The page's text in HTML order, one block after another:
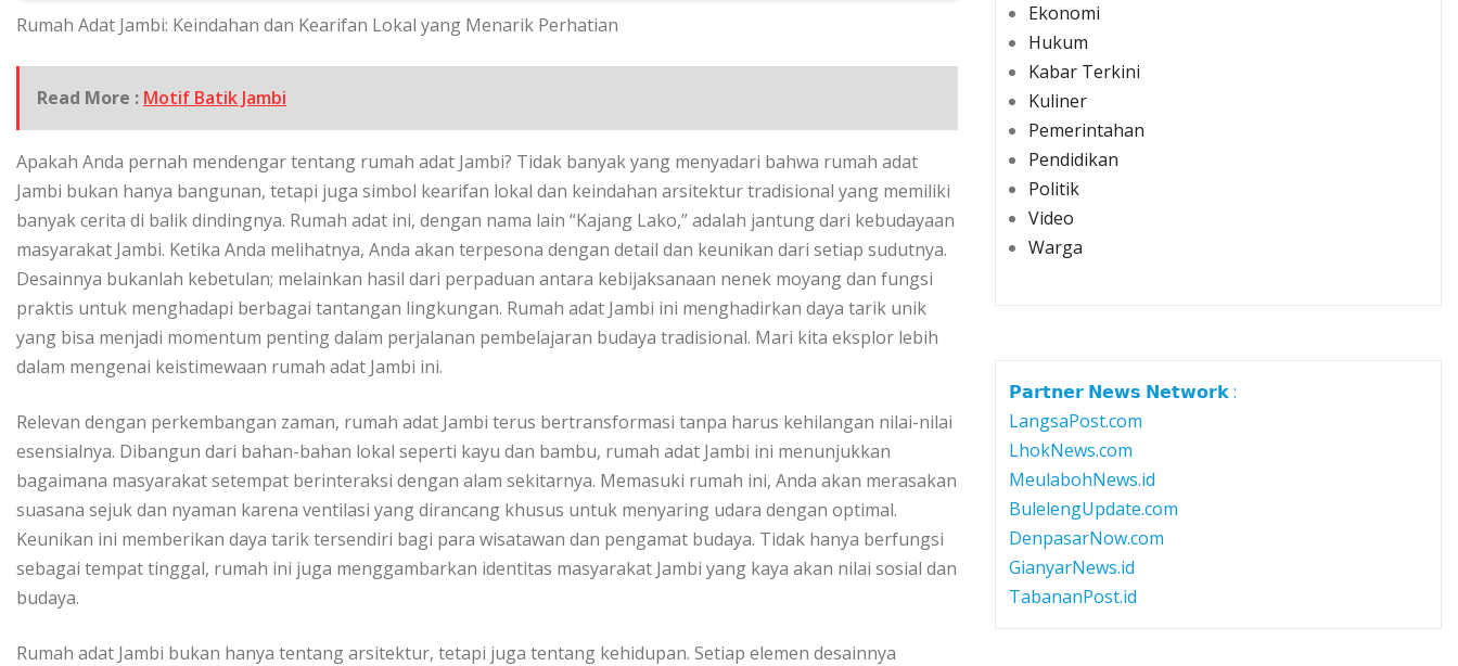
Rumah Adat Jambi: Keindahan dan Kearifan Lokal yang Menarik Perhatian
Read More : Motif Batik Jambi
Apakah Anda pernah mendengar tentang rumah adat Jambi? Tidak banyak yang menyadari bahwa rumah adat
Jambi bukan hanya bangunan, tetapi juga simbol kearifan lokal dan keindahan arsitektur tradisional yang memiliki
banyak cerita di balik dindingnya. Rumah adat ini, dengan nama lain “Kajang Lako,” adalah jantung dari kebudayaan
masyarakat Jambi. Ketika Anda melihatnya, Anda akan terpesona dengan detail dan keunikan dari setiap sudutnya.
Desainnya bukanlah kebetulan; melainkan hasil dari perpaduan antara kebijaksanaan nenek moyang dan fungsi
praktis untuk menghadapi berbagai tantangan lingkungan. Rumah adat Jambi ini menghadirkan daya tarik unik
yang bisa menjadi momentum penting dalam perjalanan pembelajaran budaya tradisional. Mari kita eksplor lebih
dalam mengenai keistimewaan rumah adat Jambi ini.
Relevan dengan perkembangan zaman, rumah adat Jambi terus bertransformasi tanpa harus kehilangan nilai-nilai
esensialnya. Dibangun dari bahan-bahan lokal seperti kayu dan bambu, rumah adat Jambi ini menunjukkan
bagaimana masyarakat setempat berinteraksi dengan alam sekitarnya. Memasuki rumah ini, Anda akan merasakan
suasana sejuk dan nyaman karena ventilasi yang dirancang khusus untuk menyaring udara dengan optimal.
Keunikan ini memberikan daya tarik tersendiri bagi para wisatawan dan pengamat budaya. Tidak hanya berfungsi
sebagai tempat tinggal, rumah ini juga menggambarkan identitas masyarakat Jambi yang kaya akan nilai sosial dan
budaya.
Rumah adat Jambi bukan hanya tentang arsitektur, tetapi juga tentang kehidupan. Setiap elemen desainnya
Ekonomi
Hukum
Kabar Terkini
Kuliner
Pemerintahan
Pendidikan
Politik
Video
Warga
𝗣𝗮𝗿𝘁𝗻𝗲𝗿 𝗡𝗲𝘄𝘀 𝗡𝗲𝘁𝘄𝗼𝗿𝗸 :
LangsaPost.com
LhokNews.com
MeulabohNews.id
BulelengUpdate.com
DenpasarNow.com
GianyarNews.id
TabananPost.id